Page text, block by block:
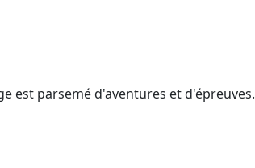
est parsemé d'aventures et d'épreuves.